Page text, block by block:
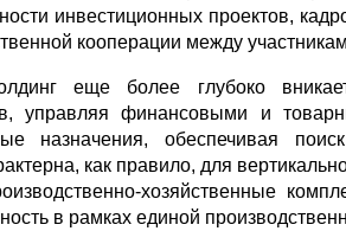
инвестиционных проектов,
кооперации между
еще более глубоко
управляя финансовыми и
назначения, обеспечивая
как правило, для
хозяйственные
в рамках единой